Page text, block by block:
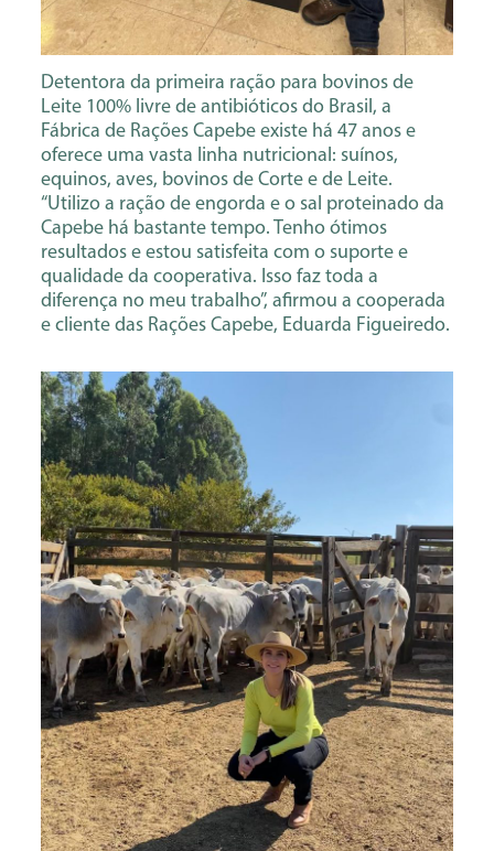
Detentora da primeira ração para bovinos de
Leite 100% livre de antibióticos do Brasil, a
Fábrica de Rações Capebe existe há 47 anos e
oferece uma vasta linha nutricional: suínos,
equinos, aves, bovinos de Corte e de Leite.
“Utilizo a ração de engorda e o sal proteinado da
Capebe há bastante tempo. Tenho ótimos
resultados e estou satisfeita com o suporte e
qualidade da cooperativa. Isso faz toda a
diferença no meu trabalho”, afirmou a cooperada
e cliente das Rações Capebe, Eduarda Figueiredo.